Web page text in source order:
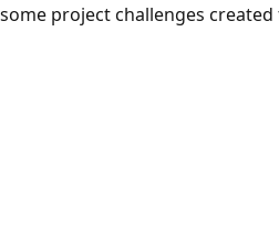
project challenges